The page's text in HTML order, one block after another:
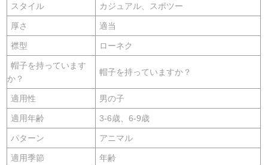
スタイル カジュアル、スポツー
厚さ 適当
襟型 ローネク
帽子を持っています
か？
帽子を持っていますか？
適用性 男の子
適用年齢 3-6歳、6-9歳
パターン アニマル
適用季節 年齢